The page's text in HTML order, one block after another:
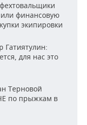
финансовую
экипировки
Гатиятулин:
для нас это
Терновой
по прыжкам в